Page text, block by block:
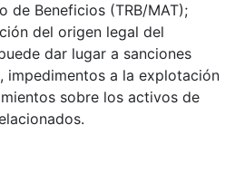
de Beneficios (TRB/MAT);
del origen legal del
dar lugar a sanciones
impedimentos a la explotación
sobre los activos de